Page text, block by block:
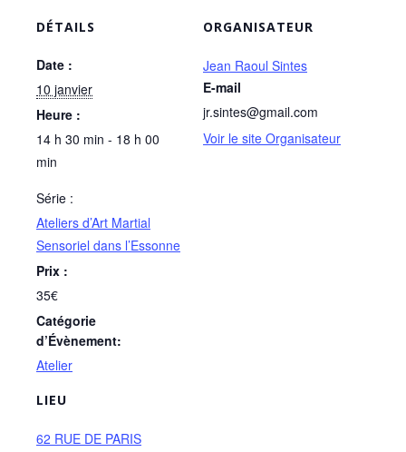
DÉTAILS
Date :
10 janvier
Heure :
14 h 30 min - 18 h 00
min
Série :
Ateliers d’Art Martial
Sensoriel dans l’Essonne
Prix :
35€
Catégorie
d’Évènement:
Atelier
LIEU
62 RUE DE PARIS
ORGANISATEUR
Jean Raoul Sintes
E-mail
jr.sintes@gmail.com
Voir le site Organisateur